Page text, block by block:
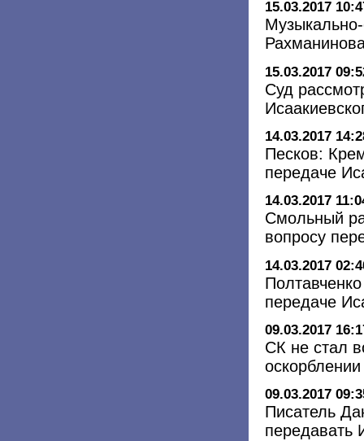
15.03.2017
15.03.2017
Суд
14.03.2017
Песков:
передаче
14.03.2017
Смольный
вопросу
14.03.2017
передаче
09.03.2017
СК не стал
09.03.2017
Писатель
передавать